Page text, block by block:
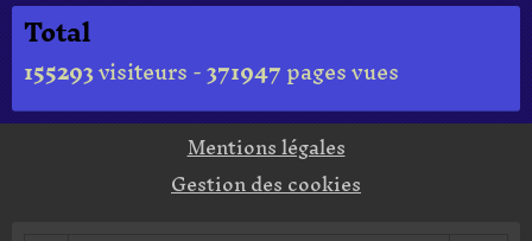
Total
155293visiteurs -371947pages vues
Mentions légales
Gestion des cookies